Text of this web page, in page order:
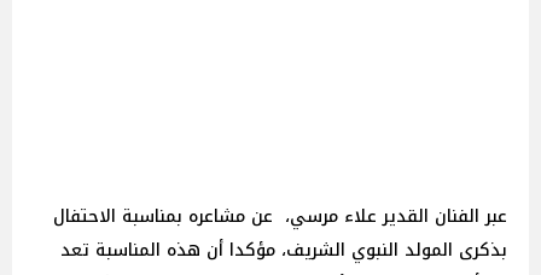
عبر الفنان القدير علاء مرسي، عن مشاعره بمناسبة الاحتفال
بذكرى المولد النبوي الشريف، مؤكدا أن هذه المناسبة تعد